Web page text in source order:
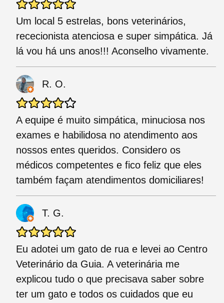
Um local 5 estrelas, bons veterinários,
rececionista atenciosa e super simpática. Já
lá vou há uns anos!!! Aconselho vivamente.
R. O.
A equipe é muito simpática, minuciosa nos
exames e habilidosa no atendimento aos
nossos entes queridos. Considero os
médicos competentes e fico feliz que eles
também façam atendimentos domiciliares!
T. G.
Eu adotei um gato de rua e levei ao Centro
Veterinário da Guia. A veterinária me
explicou tudo o que precisava saber sobre
ter um gato e todos os cuidados que eu